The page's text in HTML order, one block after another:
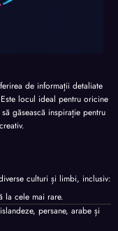
de informații detaliate
locul ideal pentru oricine
să găsească inspirație pentru
culturi și limbi, inclusiv:
la cele mai rare.
persane, arabe și